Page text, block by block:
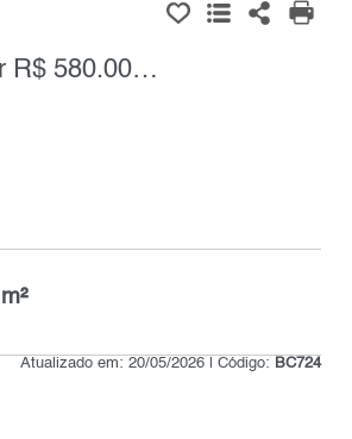
Apartamento, 2 Quartos à Venda, Vila Amélia, 161 m² por R$ 580.000,00
Atualizado em: 20/05/2026 | Código: BC724